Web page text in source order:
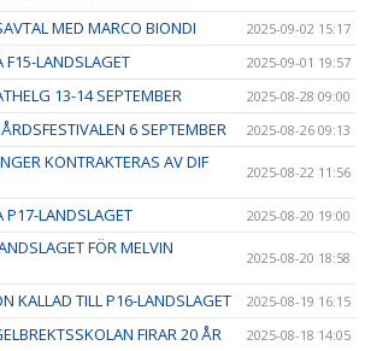
MED MARCO BIONDI 2025-09-02 15:17
F15-LANDSLAGET 2025-09-01 19:57
13-14 SEPTEMBER 2025-08-28 09:00
6 SEPTEMBER 2025-08-26 09:13
KONTRAKTERAS AV DIF
2025-08-22 11:56
P17-LANDSLAGET 2025-08-20 19:00
FÖR MELVIN
2025-08-20 18:58
KALLAD TILL P16-LANDSLAGET 2025-08-19 16:15
FIRAR 20 ÅR 2025-08-18 14:05